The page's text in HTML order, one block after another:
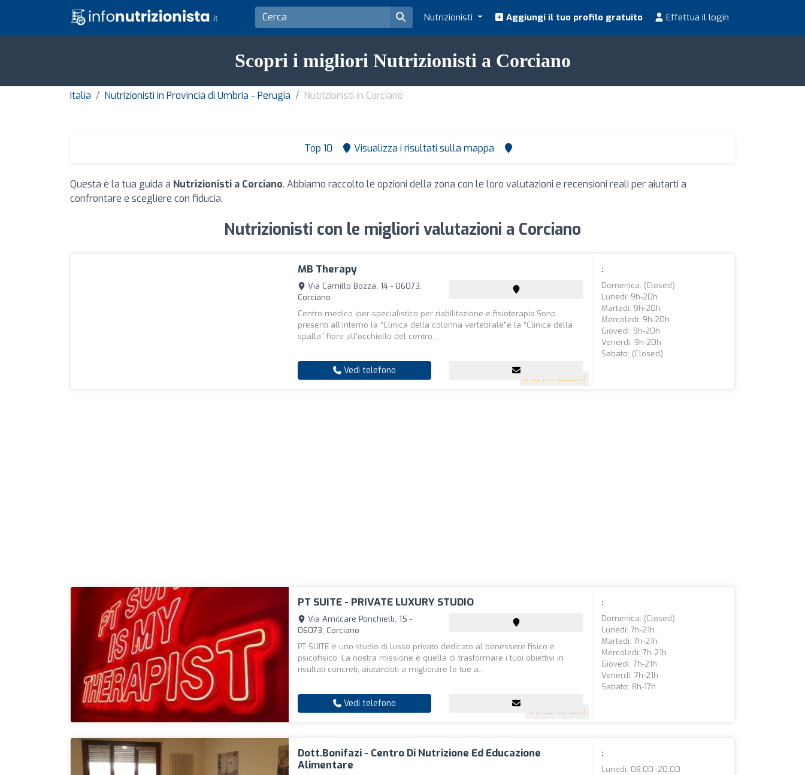
Nutrizionisti Aggiungi il tuo profilo gratuito Effettua il login
Scopri i migliori Nutrizionisti a Corciano
Italia Nutrizionisti in Provincia di Umbria - Perugia Nutrizionisti in Corciano
Top 10 Visualizza i risultati sulla mappa
Questa è la tua guida a Nutrizionisti a Corciano. Abbiamo raccolto le opzioni della zona con le loro valutazioni e recensioni reali per aiutarti a
confrontare e scegliere con fiducia.
Nutrizionisti con le migliori valutazioni a Corciano
MB Therapy
4.9 (173 recensioni)
Via Camillo Bozza, 14 - 06073,
Corciano
Centro medico iper-specialistico per riabilitazione e fisioterapia.Sono
presenti all’interno la “Clinica della colonna vertebrale”e la “Clinica della
spalla” fiore all’occhiello del centro...
Vedi telefono
:
Domenica: (closed)
Lunedì: 9h-20h
Martedì: 9h-20h
Mercoledì: 9h-20h
Giovedì: 9h-20h
Venerdì: 9h-20h
Sabato: (closed)
PT SUITE - PRIVATE LUXURY STUDIO
5 (122 recensioni)
Via Amilcare Ponchielli, 15 -
06073, Corciano
PT SUITE è uno studio di lusso privato dedicato al benessere fisico e
psicofisico. La nostra missione è quella di trasformare i tuoi obiettivi in
risultati concreti, aiutandoti a migliorare le tue a...
Vedi telefono
:
Domenica: (closed)
Lunedì: 7h-21h
Martedì: 7h-21h
Mercoledì: 7h-21h
Giovedì: 7h-21h
Venerdì: 7h-21h
Sabato: 8h-17h
Dott.Bonifazi - Centro Di Nutrizione Ed Educazione
Alimentare
:
Lunedì: 08:00–20:00